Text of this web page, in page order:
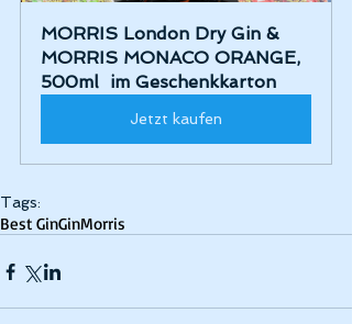
MORRIS London Dry Gin &
MORRIS MONACO ORANGE,
500ml  im Geschenkkarton
Jetzt kaufen
Tags:
Best GinGinMorris